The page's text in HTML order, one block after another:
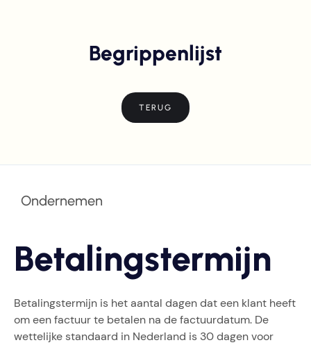
Begrippenlijst
TERUG
Ondernemen
Betalingstermijn
Betalingstermijn is het aantal dagen dat een klant heeft
om een factuur te betalen na de factuurdatum. De
wettelijke standaard in Nederland is 30 dagen voor